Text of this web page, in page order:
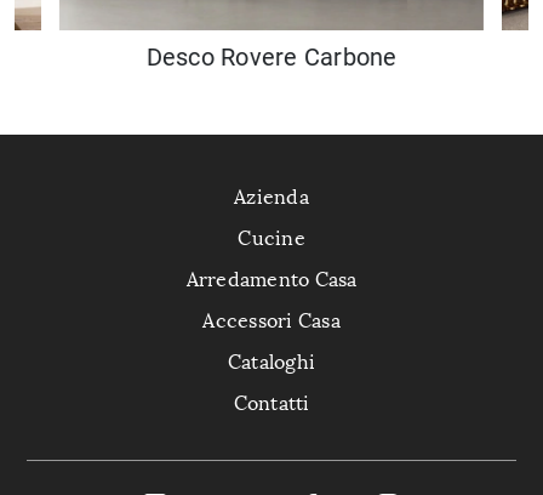
Desco Rovere Carbone
Azienda
Cucine
Arredamento Casa
Accessori Casa
Cataloghi
Contatti